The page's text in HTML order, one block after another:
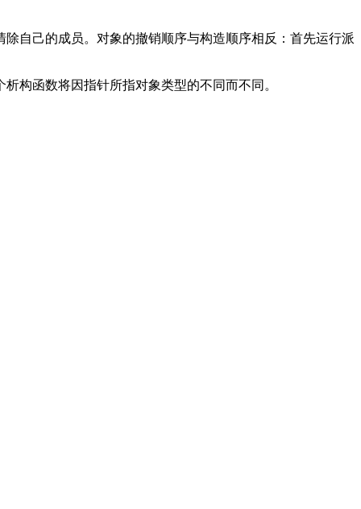
自己的成员。对象的撤销顺序与构造顺序相反：首先运行派
构函数将因指针所指对象类型的不同而不同。